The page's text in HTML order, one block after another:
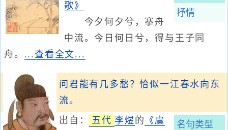
抒情
歌》
今夕何夕兮，搴舟
中流。今日何日兮，得与王子同
舟。 ...查看全文...
问君能有几多愁？恰似一江春水向东
流。
名句类型
出自： 五代 李煜 的 《虞